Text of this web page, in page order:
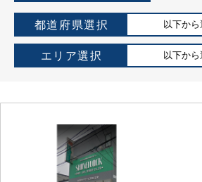
都道府県選択 以下か
エリア選択 以下か